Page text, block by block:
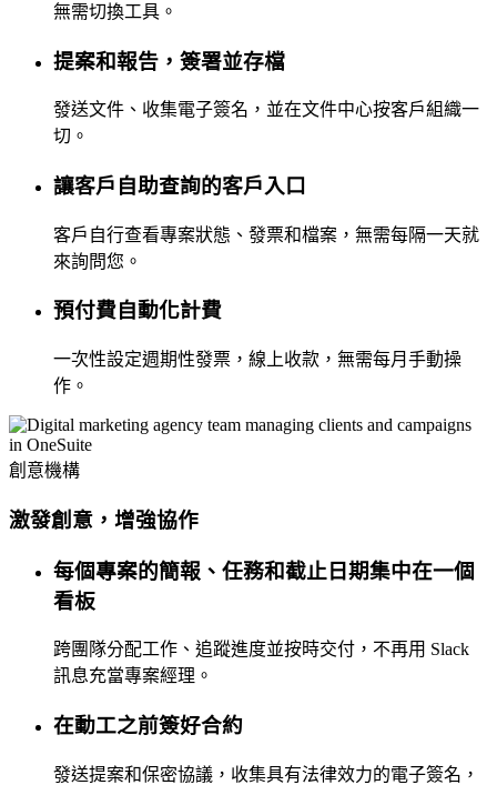
無需切換工具。
提案和報告，簽署並存檔
發送文件、收集電子簽名，並在文件中心按客戶組織一
切。
讓客戶自助查詢的客戶入口
客戶自行查看專案狀態、發票和檔案，無需每隔一天就
來詢問您。
預付費自動化計費
一次性設定週期性發票，線上收款，無需每月手動操
作。
創意機構
激發創意，增強協作
每個專案的簡報、任務和截止日期集中在一個
看板
跨團隊分配工作、追蹤進度並按時交付，不再用 Slack
訊息充當專案經理。
在動工之前簽好合約
發送提案和保密協議，收集具有法律效力的電子簽名，